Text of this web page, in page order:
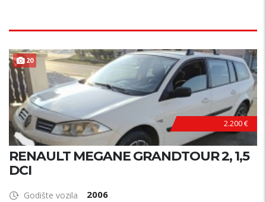
20
2.200 €
RENAULT MEGANE GRANDTOUR 2, 1,5
DCI
Godište vozila 2006